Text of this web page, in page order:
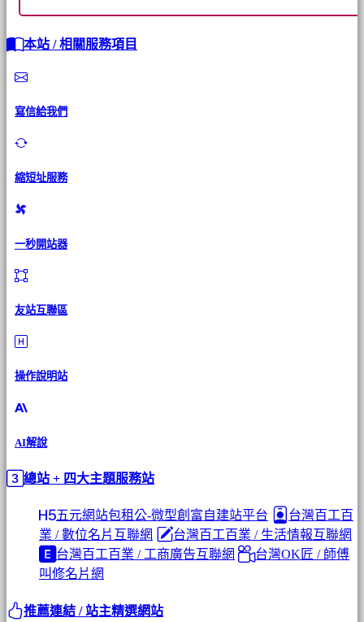
本站 / 相關服務項目
寫信給我們
縮短址服務
一秒開站器
友站互聯區
操作說明站
AI解說
總站 + 四大主題服務站
五元網站包租公-微型創富自建站平台
台灣百工百
業 / 數位名片互聯網
台灣百工百業 / 生活情報互聯網
台灣百工百業 / 工商廣告互聯網
台灣OK匠 / 師傅
叫修名片網
推薦連結 / 站主精選網站